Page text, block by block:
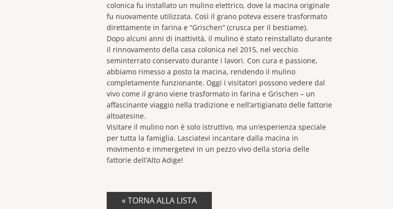
colonica fu installato un mulino elettrico, dove la macina originale
fu nuovamente utilizzata. Così il grano poteva essere trasformato
direttamente in farina e “Grischen” (crusca per il bestiame).
Dopo alcuni anni di inattività, il mulino è stato reinstallato durante
il rinnovamento della casa colonica nel 2015, nel vecchio
seminterrato conservato durante i lavori. Con cura e passione,
abbiamo rimesso a posto la macina, rendendo il mulino
completamente funzionante. Oggi i visitatori possono vedere dal
vivo come il grano viene trasformato in farina e Grischen – un
affascinante viaggio nella tradizione e nell’artigianato delle fattorie
altoatesine.
Visitare il mulino non è solo istruttivo, ma un’esperienza speciale
per tutta la famiglia. Lasciatevi incantare dalla macina in
movimento e immergetevi in un pezzo vivo della storia delle
fattorie dell’Alto Adige!
« TORNA ALLA LISTA